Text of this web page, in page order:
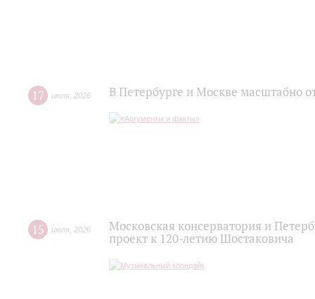
17 июля 2026 В Петербурге и Москве масштабно
15 июля 2026
Московская консерватория и
проект к 120-летию Шостаковича